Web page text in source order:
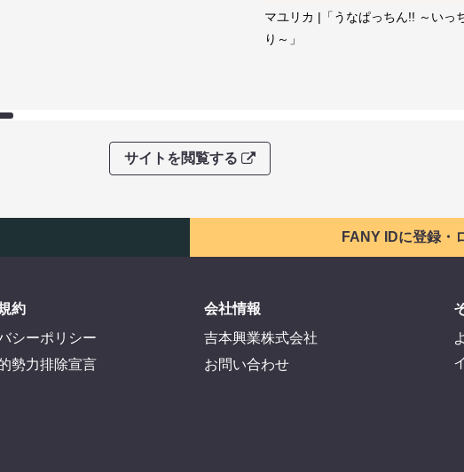
マユリカ |「うなぱっちん!! ～いっ
り～」
サイトを閲覧する
FANY IDに登録・
約
シーポリシー
勢力排除宣言
会社情報
吉本興業株式会社
お問い合わせ